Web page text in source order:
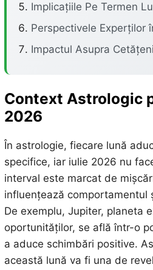
Implicațiile Pe Termen
Perspectivele Experților
Impactul Asupra
Context Astrologic
2026
În astrologie, fiecare lună
specifice, iar iulie 2026 nu
interval este marcat de
influențează comportamentul
De exemplu, Jupiter, planeta
oportunităților, se află într-o
a aduce schimbări positive.
această lună va fi una de